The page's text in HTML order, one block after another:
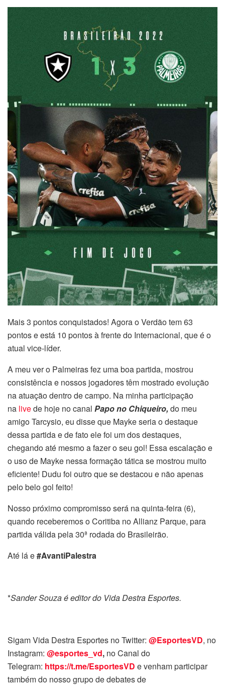
Mais 3 pontos conquistados! Agora o Verdão tem 63
pontos e está 10 pontos à frente do Internacional, que é o
atual vice-líder.
A meu ver o Palmeiras fez uma boa partida, mostrou
consistência e nossos jogadores têm mostrado evolução
na atuação dentro de campo. Na minha participação
na livede hoje no canal Papo no Chiqueiro, do meu
amigo Tarcysio, eu disse que Mayke seria o destaque
dessa partida e de fato ele foi um dos destaques,
chegando até mesmo a fazer o seu gol! Essa escalação e
o uso de Mayke nessa formação tática se mostrou muito
eficiente! Dudu foi outro que se destacou e não apenas
pelo belo gol feito!
Nosso próximo compromisso será na quinta-feira (6),
quando receberemos o Coritiba no Allianz Parque, para
partida válida pela 30ª rodada do Brasileirão.
Até lá e#AvantiPalestra
*Sander Souza é editor do Vida Destra Esportes.
Sigam Vida Destra Esportes no Twitter: @EsportesVD, no
Instagram: @esportes_vd, no Canal do
Telegram: https://t.me/EsportesVD e venham participar
também do nosso grupo de debates de